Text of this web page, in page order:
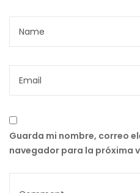
Guarda mi nombre, correo
navegador para la próxima